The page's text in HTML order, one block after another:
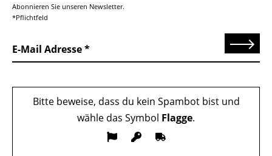
Abonnieren Sie unseren Newsletter.
*Pflichtfeld
E-Mail Adresse Senden
Bitte beweise, dass du kein Spambot bist und
wähle das Symbol Flagge.